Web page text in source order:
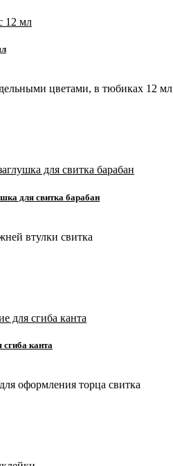
цветами, в тюбиках 12 мл
для свитка барабан
втулки свитка
сгиба канта
оформления торца свитка